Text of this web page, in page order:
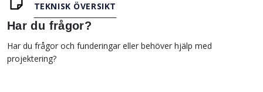
TEKNISK ÖVERSIKT
Har du frågor?
Har du frågor och funderingar eller behöver hjälp med
projektering?